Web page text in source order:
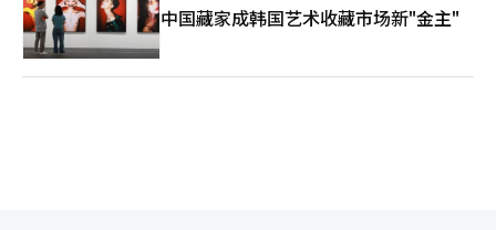
中国藏家成韩国艺术收藏市场新"金主"